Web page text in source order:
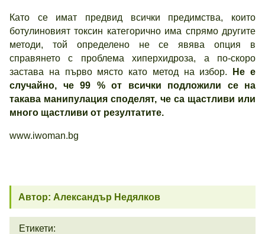
Като се имат предвид всички предимства, които
ботулиновият токсин категорично има спрямо другите
методи, той определено не се явява опция в
справянето с проблема хиперхидроза, а по-скоро
застава на първо място като метод на избор.
Не е
случайно, че 99 % от всички подложили се на
такава манипулация споделят, че са щастливи или
много щастливи от резултатите.
www.iwoman.bg
Автор: Александър Недялков
Етикети: